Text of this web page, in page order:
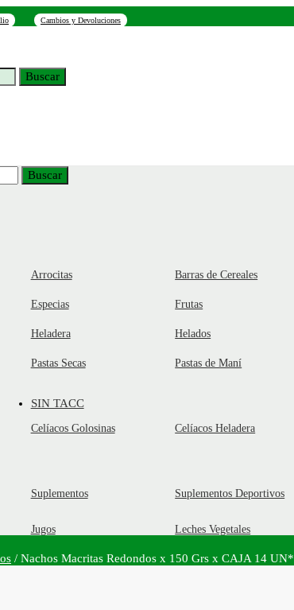
Cambios y Devoluciones
Buscar
Buscar
Arrocitas Barras de Cereales
Especias Frutas
Heladera Helados
Pastas Secas Pastas de Maní
SIN TACC
Celíacos Golosinas Celíacos Heladera
Suplementos Suplementos Deportivos
Jugos Leches Vegetales
/ Nachos Macritas Redondos x 150 Grs x CAJA 14 UN*